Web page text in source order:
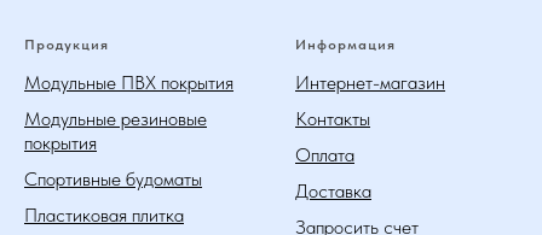
Продукция
Модульные ПВХ покрытия
Модульные резиновые
покрытия
Спортивные будоматы
Пластиковая плитка
Информация
Интернет-магазин
Контакты
Оплата
Доставка
Запросить счет